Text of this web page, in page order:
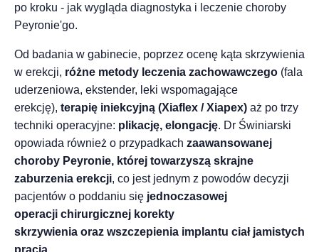
po kroku - jak wygląda diagnostyka i leczenie choroby
Peyronie'go.
Od badania w gabinecie, poprzez ocenę kąta skrzywienia
w erekcji, różne metody leczenia zachowawczego (fala
uderzeniowa, ekstender, leki wspomagające
erekcję), terapię iniekcyjną (Xiaflex / Xiapex) aż po trzy
techniki operacyjne: plikację, elongację. Dr Świniarski
opowiada również o przypadkach zaawansowanej
choroby Peyronie, której towarzyszą skrajne
zaburzenia erekcji, co jest jednym z powodów decyzji
pacjentów o poddaniu się jednoczasowej
operacji chirurgicznej korekty
skrzywienia oraz wszczepienia implantu ciał jamistych
prącia.